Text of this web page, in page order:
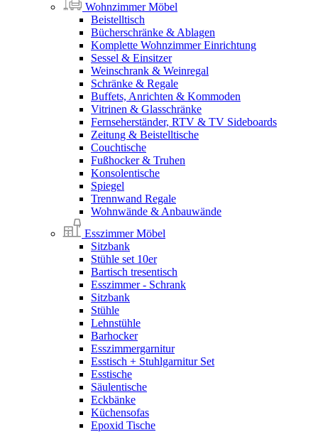
Wohnzimmer Möbel
Beistelltisch
Bücherschränke & Ablagen
Komplette Wohnzimmer Einrichtung
Sessel & Einsitzer
Weinschrank & Weinregal
Schränke & Regale
Buffets, Anrichten & Kommoden
Vitrinen & Glasschränke
Fernseherständer, RTV & TV Sideboards
Zeitung & Beistelltische
Couchtische
Fußhocker & Truhen
Konsolentische
Spiegel
Trennwand Regale
Wohnwände & Anbauwände
Esszimmer Möbel
Sitzbank
Stühle set 10er
Bartisch tresentisch
Esszimmer - Schrank
Sitzbank
Stühle
Lehnstühle
Barhocker
Esszimmergarnitur
Esstisch + Stuhlgarnitur Set
Esstische
Säulentische
Eckbänke
Küchensofas
Epoxid Tische